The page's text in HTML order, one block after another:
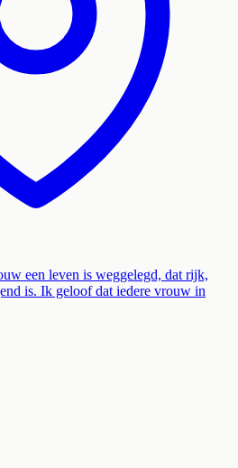
een leven is weggelegd, dat rijk,
is. Ik geloof dat iedere vrouw in